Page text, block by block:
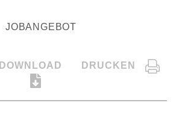
JOBANGEBOT
DOWNLOAD DRUCKEN